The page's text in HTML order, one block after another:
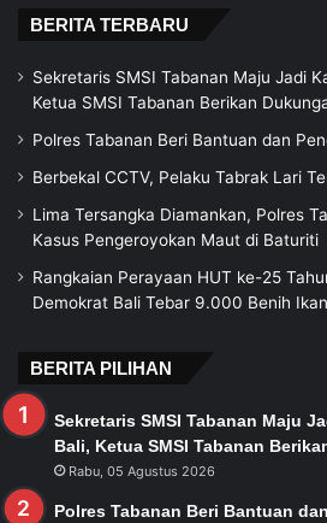
BERITA TERBARU
Sekretaris SMSI Tabanan Maju Jadi
Ketua SMSI Tabanan Berikan
Polres Tabanan Beri Bantuan dan
Berbekal CCTV, Pelaku Tabrak Lari
Lima Tersangka Diamankan, Polres
Kasus Pengeroyokan Maut di Baturiti
Rangkaian Perayaan HUT ke-25
Demokrat Bali Tebar 9.000 Benih
BERITA PILIHAN
Sekretaris SMSI Tabanan Maju
Bali, Ketua SMSI Tabanan
Rabu, 05 Agustus 2026
Polres Tabanan Beri Bantuan